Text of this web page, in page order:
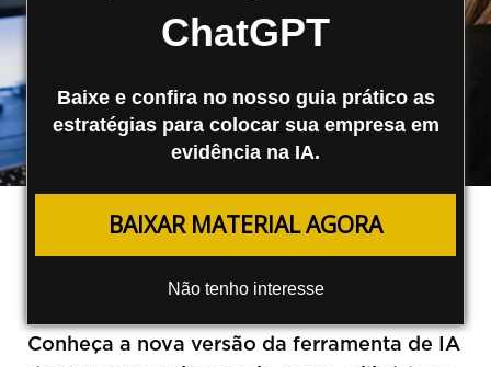
ChatGPT
Baixe e confira no nosso guia prático as
estratégias para colocar sua empresa em
evidência na IA.
BAIXAR MATERIAL AGORA
Não tenho interesse
PlayHT2.0: O Novo Modelo de IA de
Voz Generativa
Conheça a nova versão da ferramenta de IA